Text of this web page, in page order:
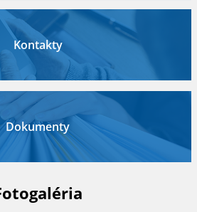
Kontakty
Dokumenty